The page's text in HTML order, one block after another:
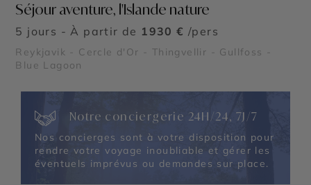
Séjour aventure, l'Islande nature
5 jours - À partir de 1930 € /pers
Reykjavik - Cercle d'Or - Thingvellir - Gullfoss -
Blue Lagoon
Notre conciergerie 24H/24, 7J/7
Nos concierges sont à votre disposition pour
rendre votre voyage inoubliable et gérer les
éventuels imprévus ou demandes sur place.